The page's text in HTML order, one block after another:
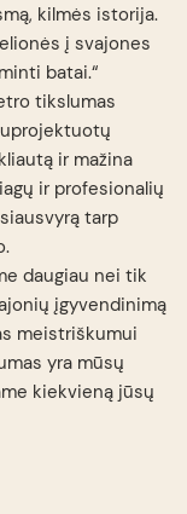
kilmės istorija.
į svajones
batai.“
tikslumas
ir mažina
ir profesionalių
tarp
daugiau nei tik
įgyvendinimą
meistriškumui
yra mūsų
kiekvieną jūsų